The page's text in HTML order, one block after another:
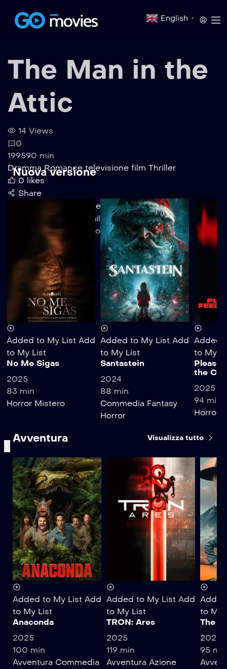
English ▼
The Man in the
Attic
14 Views
0
199590 min
Dramma Romance televisione film Thriller
0 likes
Share
Watchlisted
Watch Now
Play Trailer
Not found.Empty video
Nuova versione
Added to My List Add
to My List
No Me Sigas
2025
83 min
Horror Mistero
Added to My List Add
to My List
Santastein
2024
88 min
Commedia Fantasy
Horror
Added
to My
Please
the
2025
94 min
Horror
‹›
Avventura Visualizza tutto
Added to My List Add
to My List
Anaconda
2025
100 min
Avventura Commedia
Added to My List Add
to My List
TRON: Ares
2025
119 min
Avventura Azione
to My
The
2025
95 min